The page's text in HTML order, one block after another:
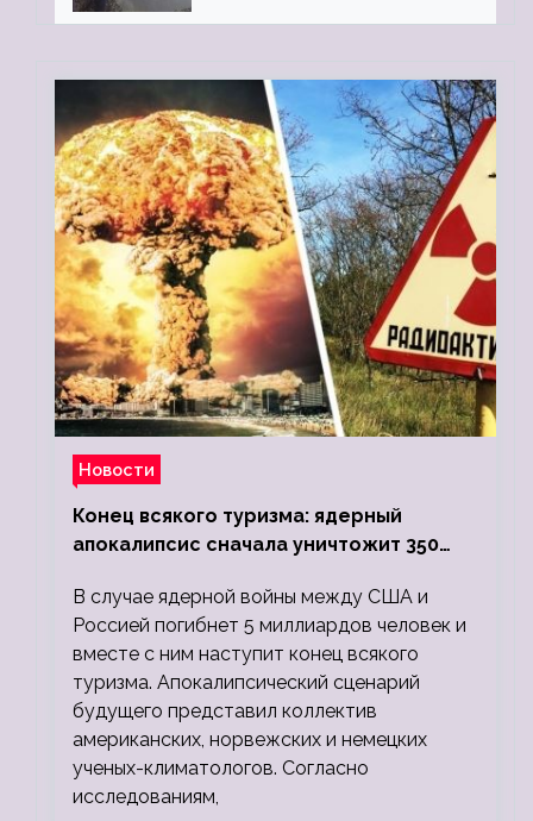
Новости
Конец всякого туризма: ядерный
апокалипсис сначала уничтожит 350
людей
В случае ядерной войны между США и
Россией погибнет 5 миллиардов человек и
вместе с ним наступит конец всякого
туризма. Апокалипсический сценарий
будущего представил коллектив
американских, норвежских и немецких
ученых-климатологов. Согласно
исследованиям,